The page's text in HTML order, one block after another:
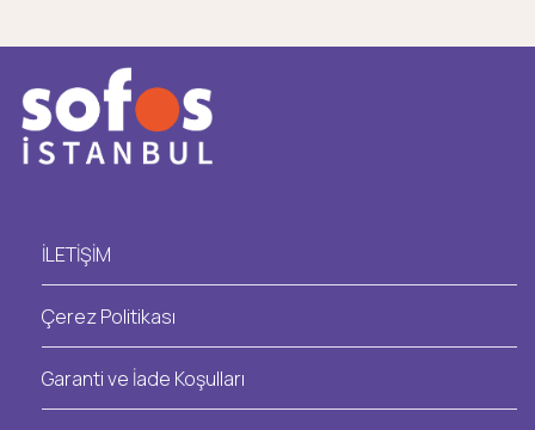
İLETİŞİM
Çerez Politikası
Garanti ve İade Koşulları